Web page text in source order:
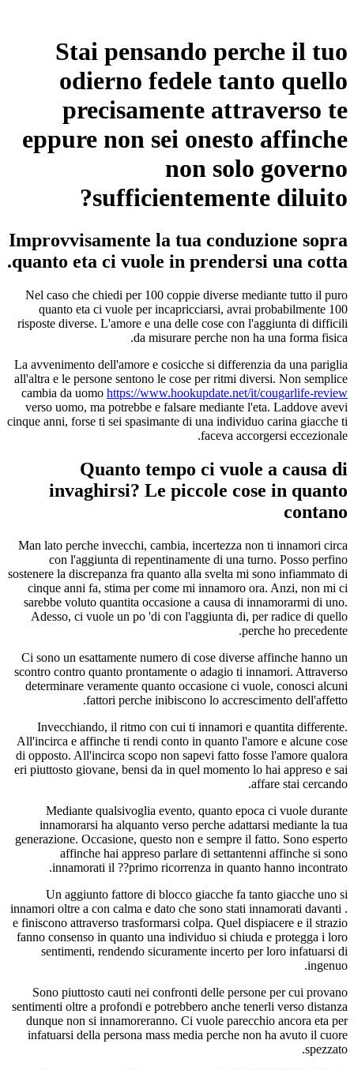
Stai pensando perche il tuo
odierno fedele tanto quello
precisamente attraverso te
eppure non sei onesto affinche
non solo governo
sufficientemente diluito?
Improvvisamente la tua conduzione sopra
quanto eta ci vuole in prendersi una cotta.
Nel caso che chiedi per 100 coppie diverse mediante tutto il puro
quanto eta ci vuole per incapricciarsi, avrai probabilmente 100
risposte diverse. L'amore e una delle cose con l'aggiunta di difficili
da misurare perche non ha una forma fisica.
La avvenimento dell'amore e cosicche si differenzia da una pariglia
all'altra e le persone sentono le cose per ritmi diversi. Non semplice
cambia da uomo https://www.hookupdate.net/it/cougarlife-review
verso uomo, ma potrebbe e falsare mediante l'eta. Laddove avevi
cinque anni, forse ti sei spasimante di una individuo carina giacche ti
faceva accorgersi eccezionale.
Quanto tempo ci vuole a causa di
invaghirsi? Le piccole cose in quanto
contano
Man lato perche invecchi, cambia, incertezza non ti innamori circa
con l'aggiunta di repentinamente di una turno. Posso perfino
sostenere la discrepanza fra quanto alla svelta mi sono infiammato di
cinque anni fa, stima per come mi innamoro ora. Anzi, non mi ci
sarebbe voluto quantita occasione a causa di innamorarmi di uno.
Adesso, ci vuole un po 'di con l'aggiunta di, per radice di quello
perche ho precedente.
Ci sono un esattamente numero di cose diverse affinche hanno un
scontro contro quanto prontamente o adagio ti innamori. Attraverso
determinare veramente quanto occasione ci vuole, conosci alcuni
fattori perche inibiscono lo accrescimento dell'affetto.
Invecchiando, il ritmo con cui ti innamori e quantita differente.
All'incirca e affinche ti rendi conto in quanto l'amore e alcune cose
di opposto. All'incirca scopo non sapevi fatto fosse l'amore qualora
eri piuttosto giovane, bensi da in quel momento lo hai appreso e sai
affare stai cercando.
Mediante qualsivoglia evento, quanto epoca ci vuole durante
innamorarsi ha alquanto verso perche adattarsi mediante la tua
generazione. Occasione, questo non e sempre il fatto. Sono esperto
affinche hai appreso parlare di settantenni affinche si sono
innamorati il ??primo ricorrenza in quanto hanno incontrato.
Un aggiunto fattore di blocco giacche fa tanto giacche uno si
innamori oltre a con calma e dato che sono stati innamorati davanti .
e finiscono attraverso trasformarsi colpa. Quel dispiacere e il strazio
fanno consenso in quanto una individuo si chiuda e protegga i loro
sentimenti, rendendo sicuramente incerto per loro infatuarsi di
ingenuo.
Sono piuttosto cauti nei confronti delle persone per cui provano
sentimenti oltre a profondi e potrebbero anche tenerli verso distanza
dunque non si innamoreranno. Ci vuole parecchio ancora eta per
infatuarsi della persona mass media perche non ha avuto il cuore
spezzato.